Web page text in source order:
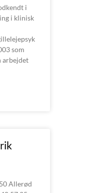
i
i klinisk
som
arbejdet
Allerød